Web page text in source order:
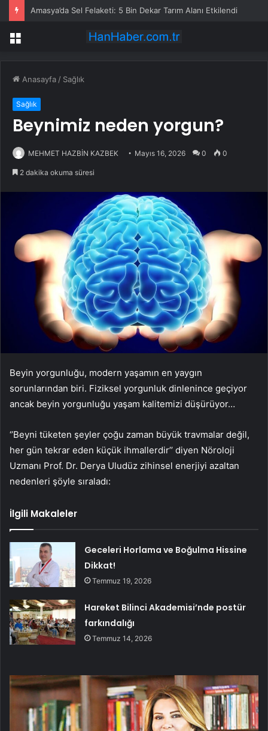
Amasya’da Sel Felaketi: 5 Bin Dekar Tarım Alanı Etkilendi
Menü
Anasayfa / Sağlık
Sağlık
Beynimiz neden yorgun?
MEHMET HAZBİN KAZBEK Mayıs 16, 2026 0 0
2 dakika okuma süresi
Beyin yorgunluğu, modern yaşamın en yaygın
sorunlarından biri. Fiziksel yorgunluk dinlenince geçiyor
ancak beyin yorgunluğu yaşam kalitemizi düşürüyor…
‘’Beyni tüketen şeyler çoğu zaman büyük travmalar değil,
her gün tekrar eden küçük ihmallerdir’’ diyen Nöroloji
Uzmanı Prof. Dr. Derya Uludüz zihinsel enerjiyi azaltan
nedenleri şöyle sıraladı:
İlgili Makaleler
Geceleri Horlama ve Boğulma Hissine
Dikkat!
Temmuz 19, 2026
Hareket Bilinci Akademisi’nde postür
farkındalığı
Temmuz 14, 2026